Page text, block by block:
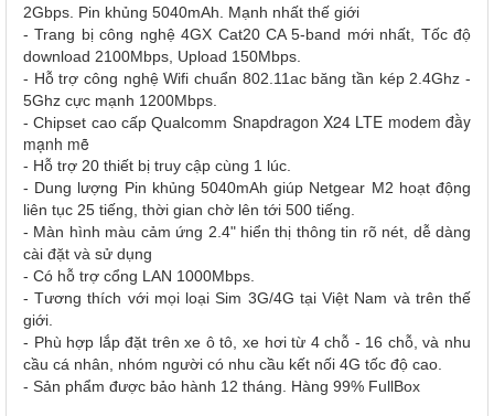
2Gbps. Pin khủng 5040mAh. Mạnh nhất thế giới
- Trang bị công nghệ 4GX Cat20 CA 5-band mới nhất, Tốc độ
download 2100Mbps, Upload 150Mbps.
- Hỗ trợ công nghệ Wifi chuẩn 802.11ac băng tần kép 2.4Ghz -
5Ghz cực mạnh 1200Mbps.
- Chipset cao cấp Qualcomm Snapdragon X24 LTE modem đầy
mạnh mẽ
- Hỗ trợ 20 thiết bị truy cập cùng 1 lúc.
- Dung lượng Pin khủng 5040mAh giúp Netgear M2 hoạt động
liên tục 25 tiếng, thời gian chờ lên tới 500 tiếng.
- Màn hình màu cảm ứng 2.4" hiển thị thông tin rõ nét, dễ dàng
cài đặt và sử dụng
- Có hỗ trợ cổng LAN 1000Mbps.
- Tương thích với mọi loại Sim 3G/4G tại Việt Nam và trên thế
giới.
- Phù hợp lắp đặt trên xe ô tô, xe hơi từ 4 chỗ - 16 chỗ, và nhu
cầu cá nhân, nhóm người có nhu cầu kết nối 4G tốc độ cao.
- Sản phẩm được bảo hành 12 tháng. Hàng 99% FullBox